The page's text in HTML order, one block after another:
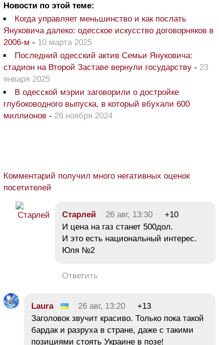
Новости по этой теме:
Когда управляет меньшинство и как послать
Януковича далеко: одесское искусство договорняков в
2006-м - 10 марта 2025
Последний одесский актив Семьи Януковича:
стадион на Второй Заставе вернули государству - 23
января 2025
В одесской мэрии заговорили о достройке
глубоководного выпуска, в который вбухали 600
миллионов - 28 ноября 2024
Комментарий получил много негативных оценок
посетителей
Старлей 26 авг, 13:30
+10
И цена на газ станет 500дол.
И это есть национальный интерес.
Юля №2
Ответить
Laura 26 авг, 13:20
+13
Заголовок звучит красиво. Только пока такой
бардак и разруха в стране, даже с такими
позициями стоять Украине в позе!